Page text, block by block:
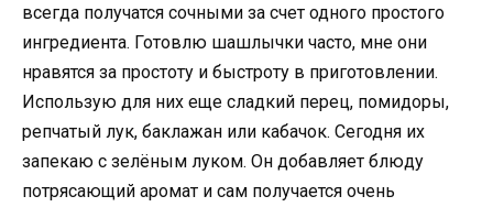
всегда получатся сочными за счет одного простого
ингредиента. Готовлю шашлычки часто, мне они
нравятся за простоту и быстроту в приготовлении.
Использую для них еще сладкий перец, помидоры,
репчатый лук, баклажан или кабачок. Сегодня их
запекаю с зелёным луком. Он добавляет блюду
потрясающий аромат и сам получается очень